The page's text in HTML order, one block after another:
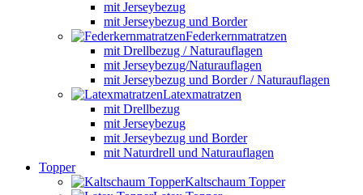
mit Jerseybezug
mit Jerseybezug und Border
Federkernmatratzen
mit Drellbezug / Naturauflagen
mit Jerseybezug/Naturauflagen
mit Jerseybezug und Border / Naturauflagen
Latexmatratzen
mit Drellbezug
mit Jerseybezug
mit Jerseybezug und Border
mit Naturdrell und Naturauflagen
Topper
Kaltschaum Topper